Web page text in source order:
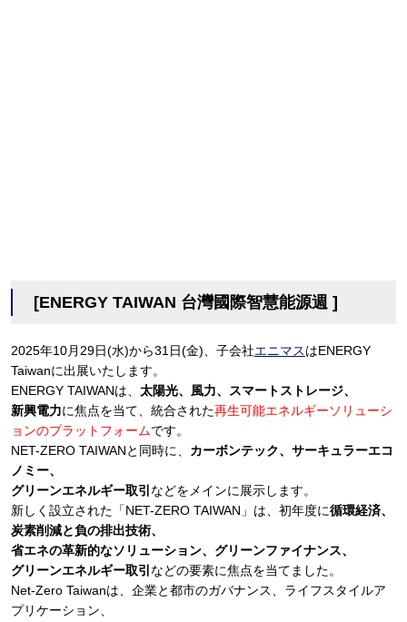
[ENERGY TAIWAN 台灣國際智慧能源週 ]
2025年10月29日(水)から31日(金)、子会社エニマスはENERGY
Taiwanに出展いたします。
ENERGY TAIWANは、 太陽光、風力、スマートストレージ、
新興電力に焦点を当て、統合された再生可能エネルギーソリューシ
ョンのプラットフォームです。
NET-ZERO TAIWANと同時に、 カーボンテック、サーキュラーエコ
ノミー、
グリーンエネルギー取引 などをメインに展示します。
新しく設立された「NET-ZERO TAIWAN」は、初年度に循環経済、
炭素削減と負の排出技術、
省エネの革新的なソリューション、グリーンファイナンス、
グリーンエネルギー取引 などの要素に焦点を当てました。
Net-Zero Taiwanは、企業と都市のガバナンス、ライフスタイルア
プリケーション、